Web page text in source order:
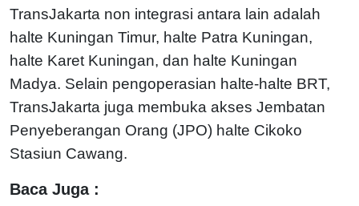
TransJakarta non integrasi antara lain adalah
halte Kuningan Timur, halte Patra Kuningan,
halte Karet Kuningan, dan halte Kuningan
Madya. Selain pengoperasian halte-halte BRT,
TransJakarta juga membuka akses Jembatan
Penyeberangan Orang (JPO) halte Cikoko
Stasiun Cawang.
Baca Juga :